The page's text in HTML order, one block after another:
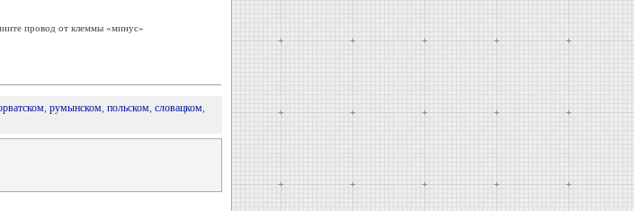
провод от клеммы «минус»
, румынском, польском, словацком,